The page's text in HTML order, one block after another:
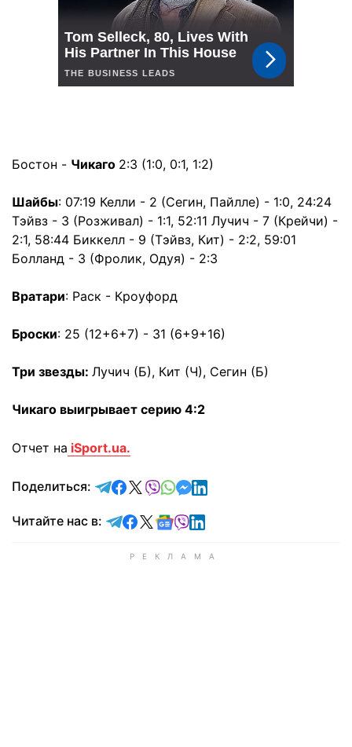
Бостон - Чикаго 2:3 (1:0, 0:1, 1:2)
Шайбы: 07:19 Келли - 2 (Сегин, Пайлле) - 1:0, 24:24
Тэйвз - 3 (Розживал) - 1:1, 52:11 Лучич - 7 (Крейчи) -
2:1, 58:44 Биккелл - 9 (Тэйвз, Кит) - 2:2, 59:01
Болланд - 3 (Фролик, Одуя) - 2:3
Вратари: Раск - Кроуфорд
Броски: 25 (12+6+7) - 31 (6+9+16)
Три звезды: Лучич (Б), Кит (Ч), Сегин (Б)
Чикаго выигрывает серию 4:2
Отчет на iSport.ua.
Поделиться: отправить в Telegram
поделиться в Facebook
поделиться в X
отправить в Viber
отправить в Whatsapp
отправить в Messenger
отправить в LinkedIn
Читайте нас в: Читайте в Telegram
Читайте в Facebook
Читайте в X
Читайте в Google news
Читайте в Viber
Читайте в LinkedIn